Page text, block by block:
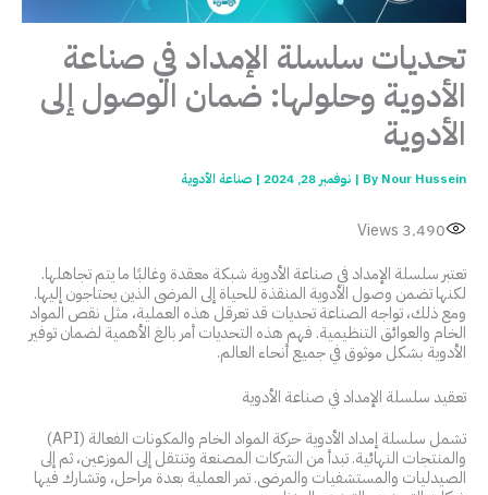
تحديات سلسلة الإمداد في صناعة
الأدوية وحلولها: ضمان الوصول إلى
الأدوية
By Nour Hussein
| نوفمبر 28, 2024 | صناعة الأدوية
3٬490
تعتبر سلسلة الإمداد في صناعة الأدوية شبكة معقدة وغالبًا ما يتم تجاهلها.
لكنها تضمن وصول الأدوية المنقذة للحياة إلى المرضى الذين يحتاجون إليها.
ومع ذلك، تواجه الصناعة تحديات قد تعرقل هذه العملية، مثل نقص المواد
الخام والعوائق التنظيمية. فهم هذه التحديات أمر بالغ الأهمية لضمان توفير
الأدوية بشكل موثوق في جميع أنحاء العالم.
تعقيد سلسلة الإمداد في صناعة الأدوية
تشمل سلسلة إمداد الأدوية حركة المواد الخام والمكونات الفعالة (API)
والمنتجات النهائية. تبدأ من الشركات المصنعة وتنتقل إلى الموزعين، ثم إلى
الصيدليات والمستشفيات والمرضى. تمر العملية بعدة مراحل، وتشارك فيها